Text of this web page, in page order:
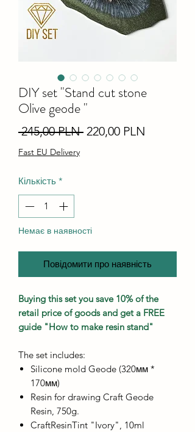
DIY set "Stand cut stone
Olive geode "
245,00 PLN Звичайна
220,00 PLN
Fast EU Delivery
Кількість *
Немає в наявності
Повідомити про наявність
Buying this set you save 10% of the
retail price of goods and get a FREE
guide "How to make resin stand"
The set includes:
Silicone mold Geode (320мм *
170мм)
Resin for drawing Craft Geode
Resin, 750g.
CraftResinTint "Ivory", 10ml